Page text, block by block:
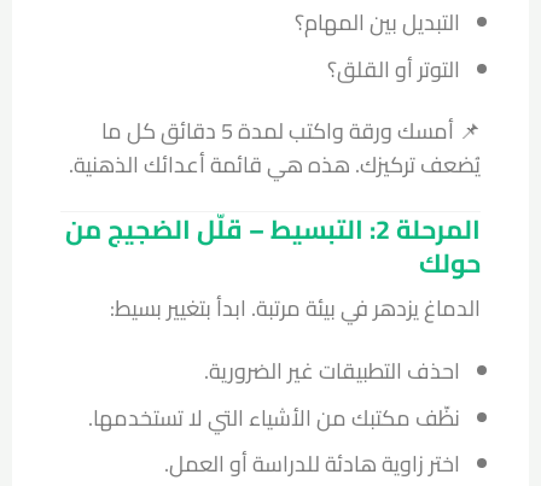
التبديل بين المهام؟
التوتر أو القلق؟
📌 أمسك ورقة واكتب لمدة 5 دقائق كل ما
يُضعف تركيزك. هذه هي قائمة أعدائك الذهنية.
المرحلة 2: التبسيط – قلّل الضجيج من
حولك
الدماغ يزدهر في بيئة مرتبة. ابدأ بتغيير بسيط:
احذف التطبيقات غير الضرورية.
نظّف مكتبك من الأشياء التي لا تستخدمها.
اختر زاوية هادئة للدراسة أو العمل.